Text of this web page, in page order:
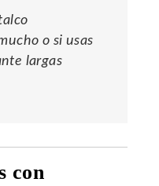
o si usas
largas
con